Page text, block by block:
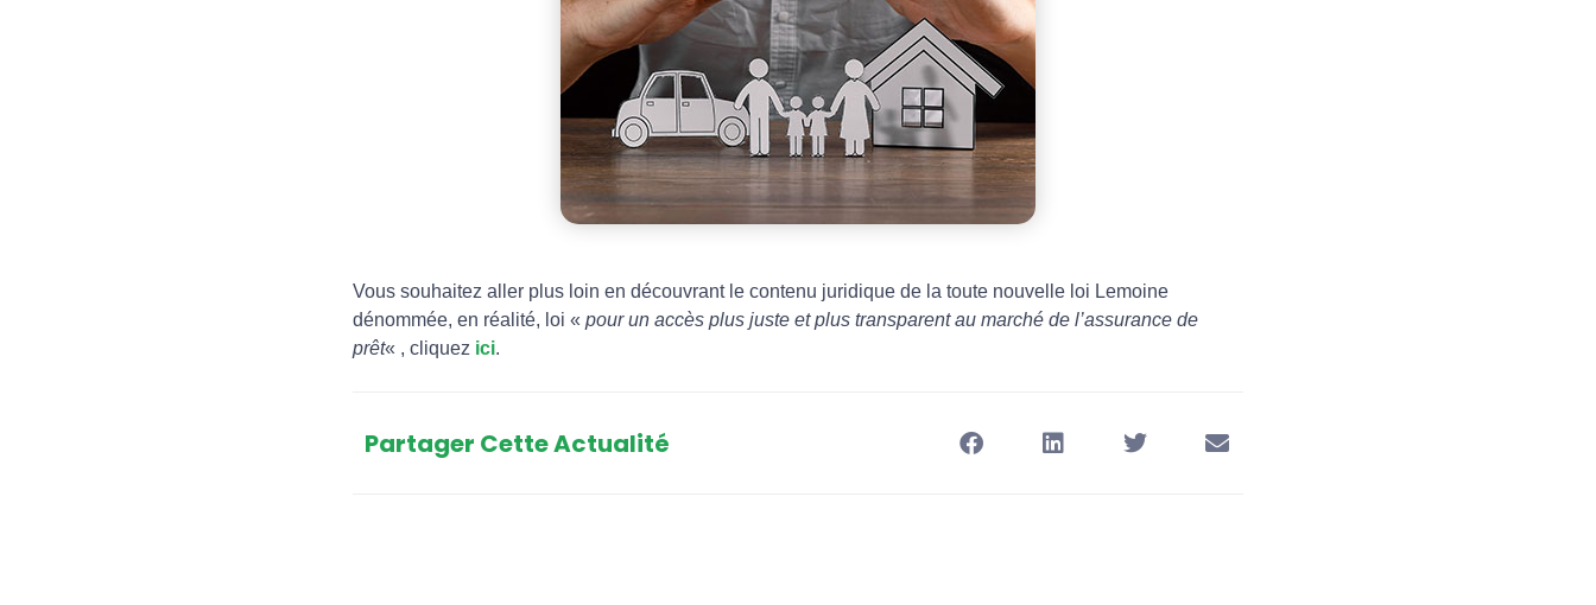
Vous souhaitez aller plus loin en découvrant le contenu juridique de la toute nouvelle loi Lemoine
dénommée, en réalité, loi « pour un accès plus juste et plus transparent au marché de l’assurance de
prêt« , cliquez ici.
Partager Cette Actualité